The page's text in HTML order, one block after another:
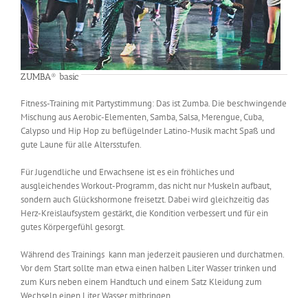
ZUMBA® basic
Fitness-Training mit Partystimmung: Das ist Zumba. Die beschwingende
Mischung aus Aerobic-Elementen, Samba, Salsa, Merengue, Cuba,
Calypso und Hip Hop zu beflügelnder Latino-Musik macht Spaß und
gute Laune für alle Altersstufen.
Für Jugendliche und Erwachsene ist es ein fröhliches und
ausgleichendes Workout-Programm, das nicht nur Muskeln aufbaut,
sondern auch Glückshormone freisetzt. Dabei wird gleichzeitig das
Herz-Kreislaufsystem gestärkt, die Kondition verbessert und für ein
gutes Körpergefühl gesorgt.
Während des Trainings kann man jederzeit pausieren und durchatmen.
Vor dem Start sollte man etwa einen halben Liter Wasser trinken und
zum Kurs neben einem Handtuch und einem Satz Kleidung zum
Wechseln einen Liter Wasser mitbringen.